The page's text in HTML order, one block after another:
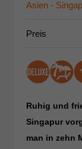
Asien -
Preis
Ruhig und
Singapur
man in zehn